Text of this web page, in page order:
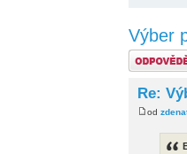
Výber
Odeslat
Re:
od